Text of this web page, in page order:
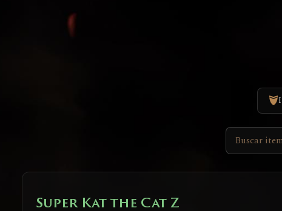
Super Kat the Cat Z